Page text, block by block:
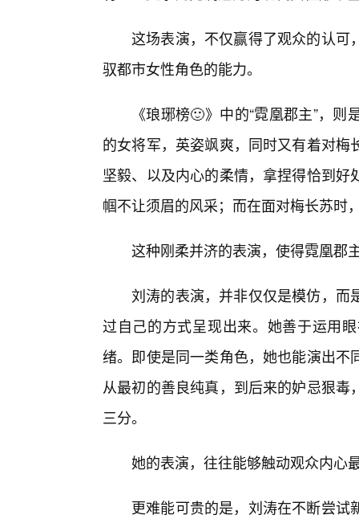
这场表演，不仅赢得了观众的认可
驭都市女性角色的能力。
《琅琊榜🙂》中的“霓凰郡主”，
的女将军，英姿飒爽，同时又有着对
坚毅、以及内心的柔情，拿捏得恰到
帼不让须眉的风采；而在面对梅长苏时
这种刚柔并济的表演，使得霓凰郡
刘涛的表演，并非仅仅是模仿，而
过自己的方式呈现出来。她善于运用
绪。即使是同一类角色，她也能演出
从最初的善良纯真，到后来的妒忌狠
三分。
她的表演，往往能够触动观众内心
更难能可贵的是，刘涛在不断尝